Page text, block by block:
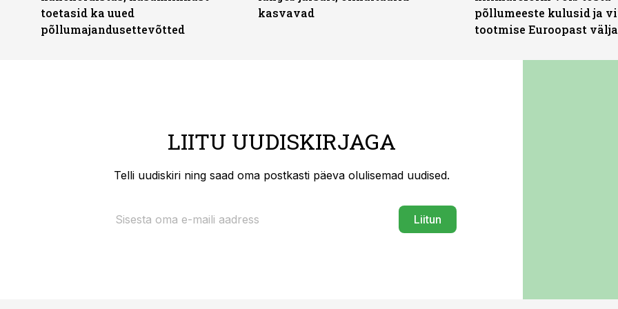
toetasid ka uued
põllumajandusettevõtted
kasvavad
põllumeeste kulusid ja
tootmise Euroopast välja
LIITU UUDISKIRJAGA
Telli uudiskiri ning saad oma postkasti päeva olulisemad uudised.
Liitun